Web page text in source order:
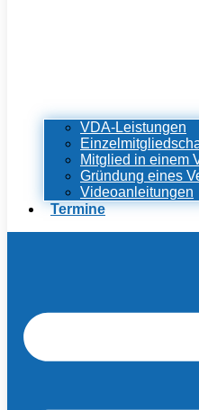
VDA-Leistungen
Mitglied in einem
Gründung eines
Videoanleitungen
Termine